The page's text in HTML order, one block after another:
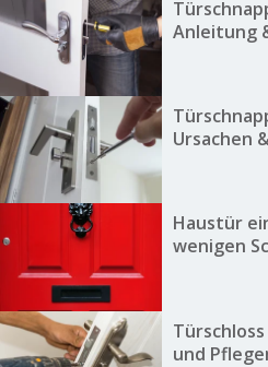
Anleitung
Ursachen
Haustür
wenigen
und